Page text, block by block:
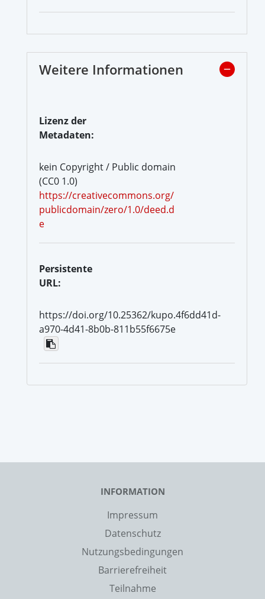
Weitere Informationen
Lizenz der
Metadaten:
kein Copyright / Public domain
(CC0 1.0)
https://creativecommons.org/
publicdomain/zero/1.0/deed.d
e
Persistente
URL:
https://doi.org/10.25362/kupo.4f6dd41d-
a970-4d41-8b0b-811b55f6675e
INFORMATION
Impressum
Datenschutz
Nutzungsbedingungen
Barrierefreiheit
Teilnahme